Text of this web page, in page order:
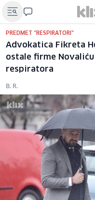
PREDMET "RESPIRATORI"
Advokatica Fikreta
ostale firme
respiratora
B. R.